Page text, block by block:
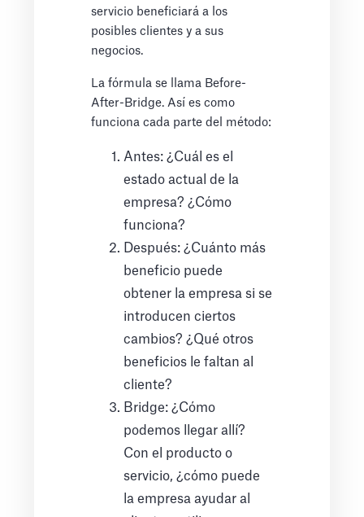
servicio beneficiará a los
posibles clientes y a sus
negocios.
La fórmula se llama Before-
After-Bridge. Así es como
funciona cada parte del método:
Antes: ¿Cuál es el
estado actual de la
empresa? ¿Cómo
funciona?
Después: ¿Cuánto más
beneficio puede
obtener la empresa si se
introducen ciertos
cambios? ¿Qué otros
beneficios le faltan al
cliente?
Bridge: ¿Cómo
podemos llegar allí?
Con el producto o
servicio, ¿cómo puede
la empresa ayudar al